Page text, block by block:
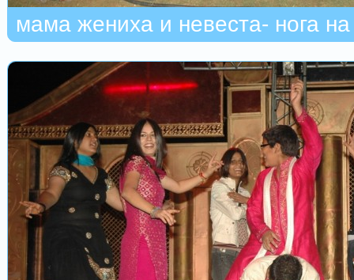
мама жениха и невеста- нога на